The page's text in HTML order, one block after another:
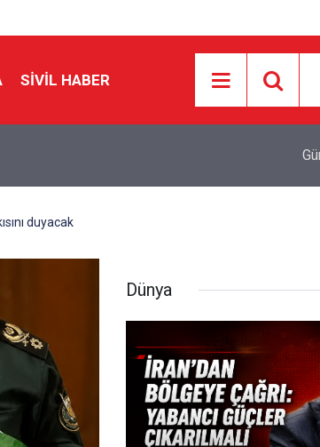
SIVIL HABER
zayıflattı, rakiplere karşı
MEKKE
duyacak
Dünya